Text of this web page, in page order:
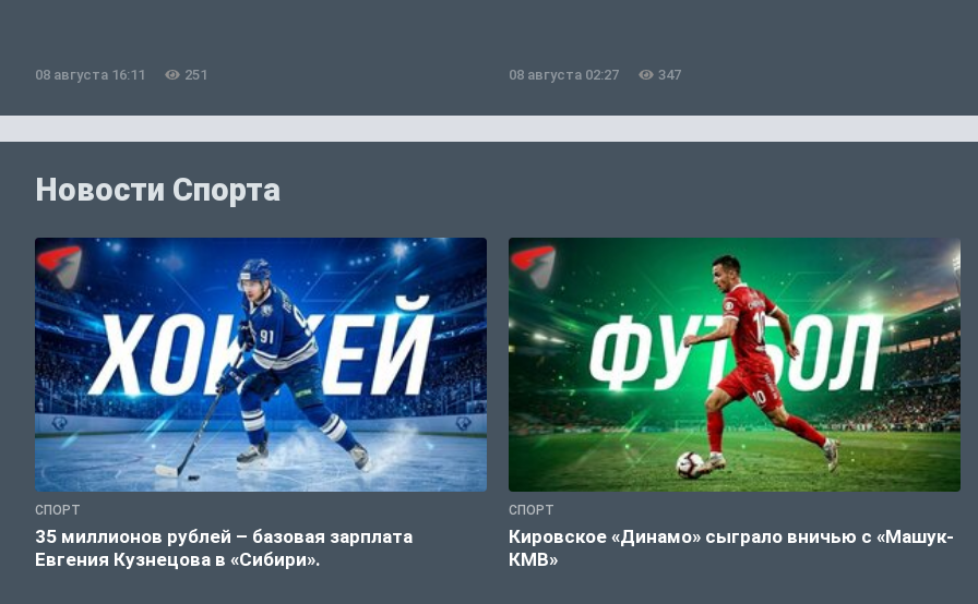
08 августа 16:11 251 08 августа 02:27 347
Новости Спорта
СПОРТ
35 миллионов рублей – базовая зарплата
Евгения Кузнецова в «Сибири».
СПОРТ
Кировское «Динамо» сыграло вничью с «Машук-
КМВ»